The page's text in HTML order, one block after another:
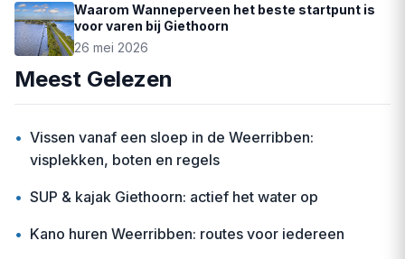
Waarom Wanneperveen het beste startpunt is
voor varen bij Giethoorn
26 mei 2026
Meest Gelezen
• Vissen vanaf een sloep in de Weerribben:
visplekken, boten en regels
• SUP & kajak Giethoorn: actief het water op
• Kano huren Weerribben: routes voor iedereen